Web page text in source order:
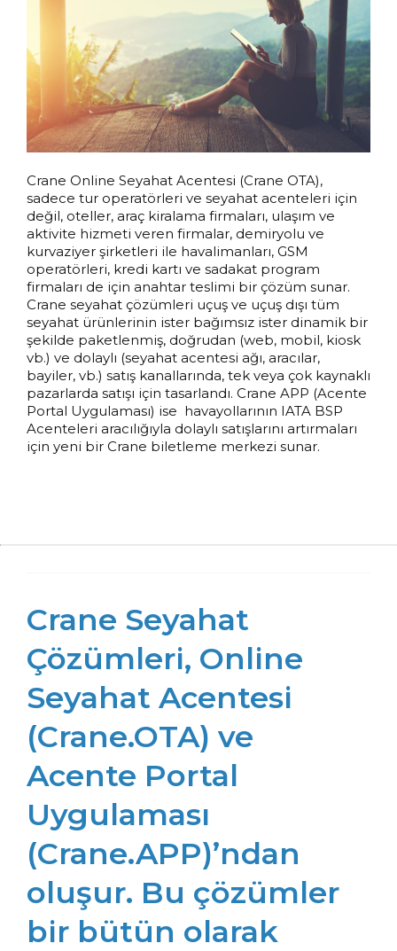
Crane Online Seyahat Acentesi (Crane OTA),
sadece tur operatörleri ve seyahat acenteleri için
değil, oteller, araç kiralama firmaları, ulaşım ve
aktivite hizmeti veren firmalar, demiryolu ve
kurvaziyer şirketleri ile havalimanları, GSM
operatörleri, kredi kartı ve sadakat program
firmaları de için anahtar teslimi bir çözüm sunar.
Crane seyahat çözümleri uçuş ve uçuş dışı tüm
seyahat ürünlerinin ister bağımsız ister dinamik bir
şekilde paketlenmiş, doğrudan (web, mobil, kiosk
vb.) ve dolaylı (seyahat acentesi ağı, aracılar,
bayiler, vb.) satış kanallarında, tek veya çok kaynaklı
pazarlarda satışı için tasarlandı. Crane APP (Acente
Portal Uygulaması) ise havayollarının IATA BSP
Acenteleri aracılığıyla dolaylı satışlarını artırmaları
için yeni bir Crane biletleme merkezi sunar.
Crane Seyahat
Çözümleri, Online
Seyahat Acentesi
(Crane.OTA) ve
Acente Portal
Uygulaması
(Crane.APP)’ndan
oluşur. Bu çözümler
bir bütün olarak
https://e-sirket.mkk.com.tr/?page=co
mpany&company=21692
EVET
HAYIR